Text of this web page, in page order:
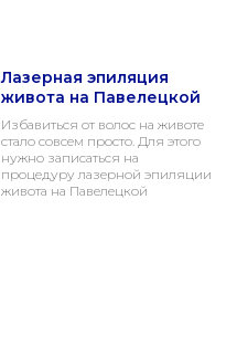
Лазерная эпиляция
живота на Павелецкой
Избавиться от волос на животе
стало совсем просто. Для этого
нужно записаться на
процедуру лазерной эпиляции
живота на Павелецкой